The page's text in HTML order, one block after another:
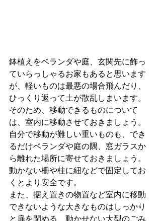
鉢植えをベランダや庭、玄関先に飾っ
ていらっしゃるお家もあると思います
が、軽いものは最悪の場合飛んだり、
ひっくり返って土が散乱しまいます。
そのため、移動できるものについて
は、室内に移動させておきましょう。
自分で移動が難しい重いものも、でき
るだけベランダや庭の隅、窓ガラスか
ら離れた場所に寄せておきましょう。
動かない柵や柱に紐などで固定してお
くとより安全です。
また、据え置きの物置など室内に移動
できないような大きなものはしっかり
と扉を閉める、動かせない大型のごみ